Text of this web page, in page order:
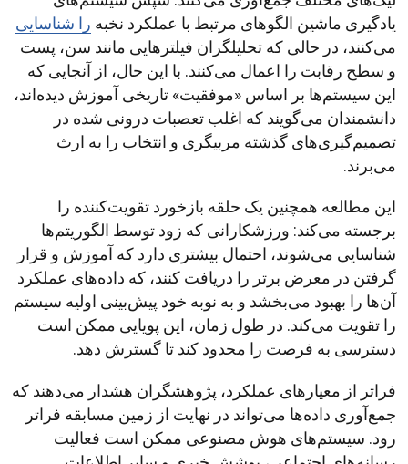
یادگیری ماشین الگوهای مرتبط با عملکرد نخبه را شناسایی
می‌کنند، در حالی که تحلیلگران فیلترهایی مانند سن، پست
و سطح رقابت را اعمال می‌کنند. با این حال، از آنجایی که
این سیستم‌ها بر اساس «موفقیت» تاریخی آموزش دیده‌اند،
دانشمندان می‌گویند که اغلب تعصبات درونی شده در
تصمیم‌گیری‌های گذشته مربیگری و انتخاب را به ارث
می‌برند.
این مطالعه همچنین یک حلقه بازخورد تقویت‌کننده را
برجسته می‌کند: ورزشکارانی که زود توسط الگوریتم‌ها
شناسایی می‌شوند، احتمال بیشتری دارد که آموزش و قرار
گرفتن در معرض برتر را دریافت کنند، که داده‌های عملکرد
آن‌ها را بهبود می‌بخشد و به نوبه خود پیش‌بینی اولیه سیستم
را تقویت می‌کند. در طول زمان، این پویایی ممکن است
دسترسی به فرصت را محدود کند تا گسترش دهد.
فراتر از معیارهای عملکرد، پژوهشگران هشدار می‌دهند که
جمع‌آوری داده‌ها می‌تواند در نهایت از زمین مسابقه فراتر
رود. سیستم‌های هوش مصنوعی ممکن است فعالیت